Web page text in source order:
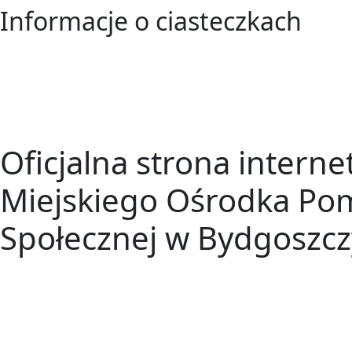
Informacje o ciasteczkach
Oficjalna strona
Miejskiego Ośrodka
Społecznej w